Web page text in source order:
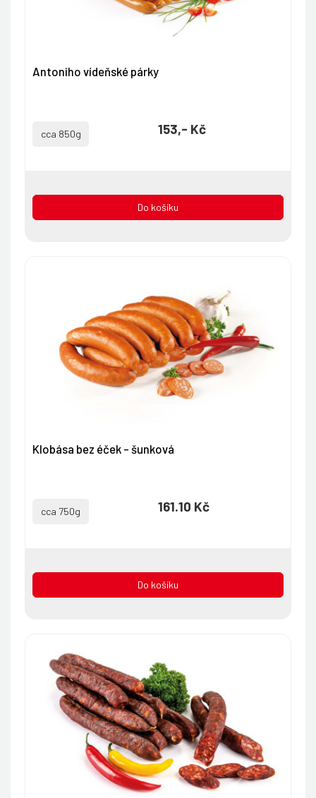
Antoniho vídeňské párky
cca 850g 153,- Kč
Do košíku
Klobása bez éček - šunková
cca 750g 161.10 Kč
Do košíku